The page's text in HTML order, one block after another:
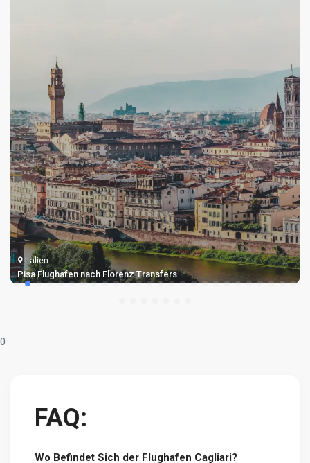
Italien
Rimini Flughafen Transfer
0
FAQ:
Wo Befindet Sich der Flughafen Cagliari?